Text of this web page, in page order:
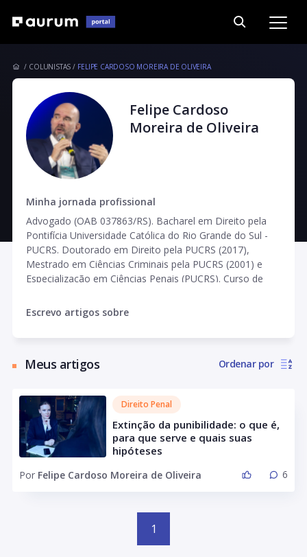
COLUNISTAS FELIPE CARDOSO MOREIRA DE OLIVEIRA
Felipe Cardoso
Moreira de Oliveira
Escrevo artigos sobre
Minha jornada profissional
Advogado (OAB 037863/RS). Bacharel em Direito pela
Pontifícia Universidade Católica do Rio Grande do Sul -
PUCRS. Doutorado em Direito pela PUCRS (2017),
Mestrado em Ciências Criminais pela PUCRS (2001) e
Especialização em Ciências Penais (PUCRS). Curso de
Universidade Católica do Rio Grande do Sul (PUCRS) em
Porto Alegre. Como professor, vê nos alunos potenciais
agentes de transformação. Estudioso da temática de
nos estados do Rio Grande do Sul e Santa Catarina, nas
Sancionador e em temas envolvendo Direito e
Tecnologia. Acredita no desempenho de uma advocacia
personalizada, preocupada e compromissada com a
busca pelas melhores estratégias e decisões focadas no
interesse dos clientes (pessoas físicas ou jurídicas).
Meus artigos Ordenar por
Direito Penal
Extinção da punibilidade: o que é,
para que serve e quais suas
hipóteses
Por Felipe Cardoso Moreira de Oliveira 6
1